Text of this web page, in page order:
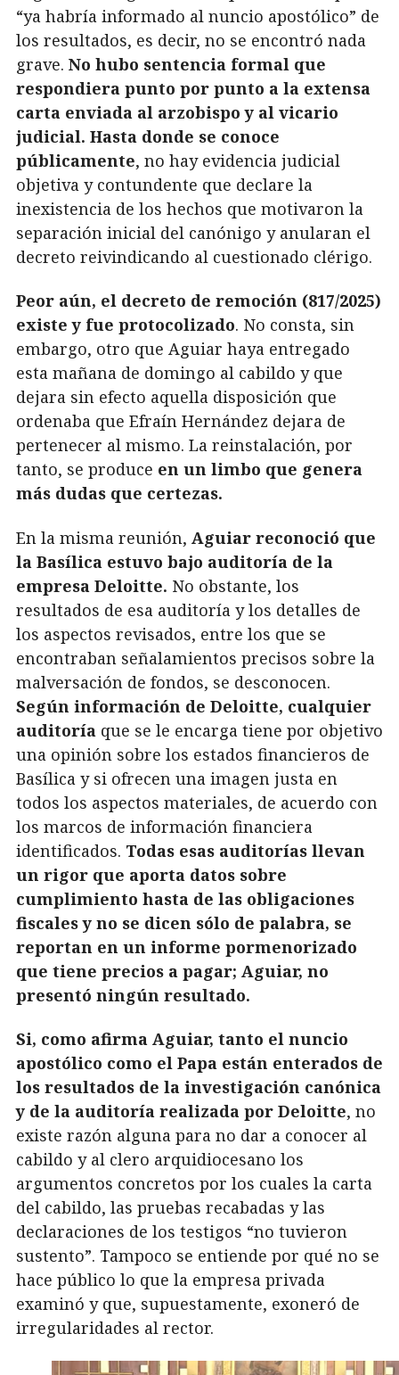
“ya habría informado al nuncio apostólico” de
los resultados, es decir, no se encontró nada
grave. No hubo sentencia formal que
respondiera punto por punto a la extensa
carta enviada al arzobispo y al vicario
judicial. Hasta donde se conoce
públicamente, no hay evidencia judicial
objetiva y contundente que declare la
inexistencia de los hechos que motivaron la
separación inicial del canónigo y anularan el
decreto reivindicando al cuestionado clérigo.
Peor aún, el decreto de remoción (817/2025)
existe y fue protocolizado. No consta, sin
embargo, otro que Aguiar haya entregado
esta mañana de domingo al cabildo y que
dejara sin efecto aquella disposición que
ordenaba que Efraín Hernández dejara de
pertenecer al mismo. La reinstalación, por
tanto, se produce en un limbo que genera
más dudas que certezas.
En la misma reunión, Aguiar reconoció que
la Basílica estuvo bajo auditoría de la
empresa Deloitte. No obstante, los
resultados de esa auditoría y los detalles de
los aspectos revisados, entre los que se
encontraban señalamientos precisos sobre la
malversación de fondos, se desconocen.
Según información de Deloitte, cualquier
auditoría que se le encarga tiene por objetivo
una opinión sobre los estados financieros de
Basílica y si ofrecen una imagen justa en
todos los aspectos materiales, de acuerdo con
los marcos de información financiera
identificados. Todas esas auditorías llevan
un rigor que aporta datos sobre
cumplimiento hasta de las obligaciones
fiscales y no se dicen sólo de palabra, se
reportan en un informe pormenorizado
que tiene precios a pagar; Aguiar, no
presentó ningún resultado.
Si, como afirma Aguiar, tanto el nuncio
apostólico como el Papa están enterados de
los resultados de la investigación canónica
y de la auditoría realizada por Deloitte, no
existe razón alguna para no dar a conocer al
cabildo y al clero arquidiocesano los
argumentos concretos por los cuales la carta
del cabildo, las pruebas recabadas y las
declaraciones de los testigos “no tuvieron
sustento”. Tampoco se entiende por qué no se
hace público lo que la empresa privada
examinó y que, supuestamente, exoneró de
irregularidades al rector.